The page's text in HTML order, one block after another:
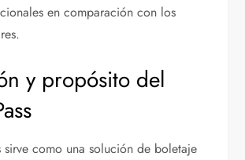
en comparación con los
y propósito del
sirve como una solución de boletaje